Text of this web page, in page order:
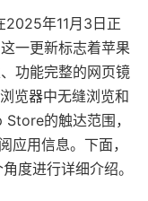
年11月3日正
一更新标志着苹果
功能完整的网页镜
览器中无缝浏览和
的触达范围，
应用信息。下面，
度进行详细介绍。